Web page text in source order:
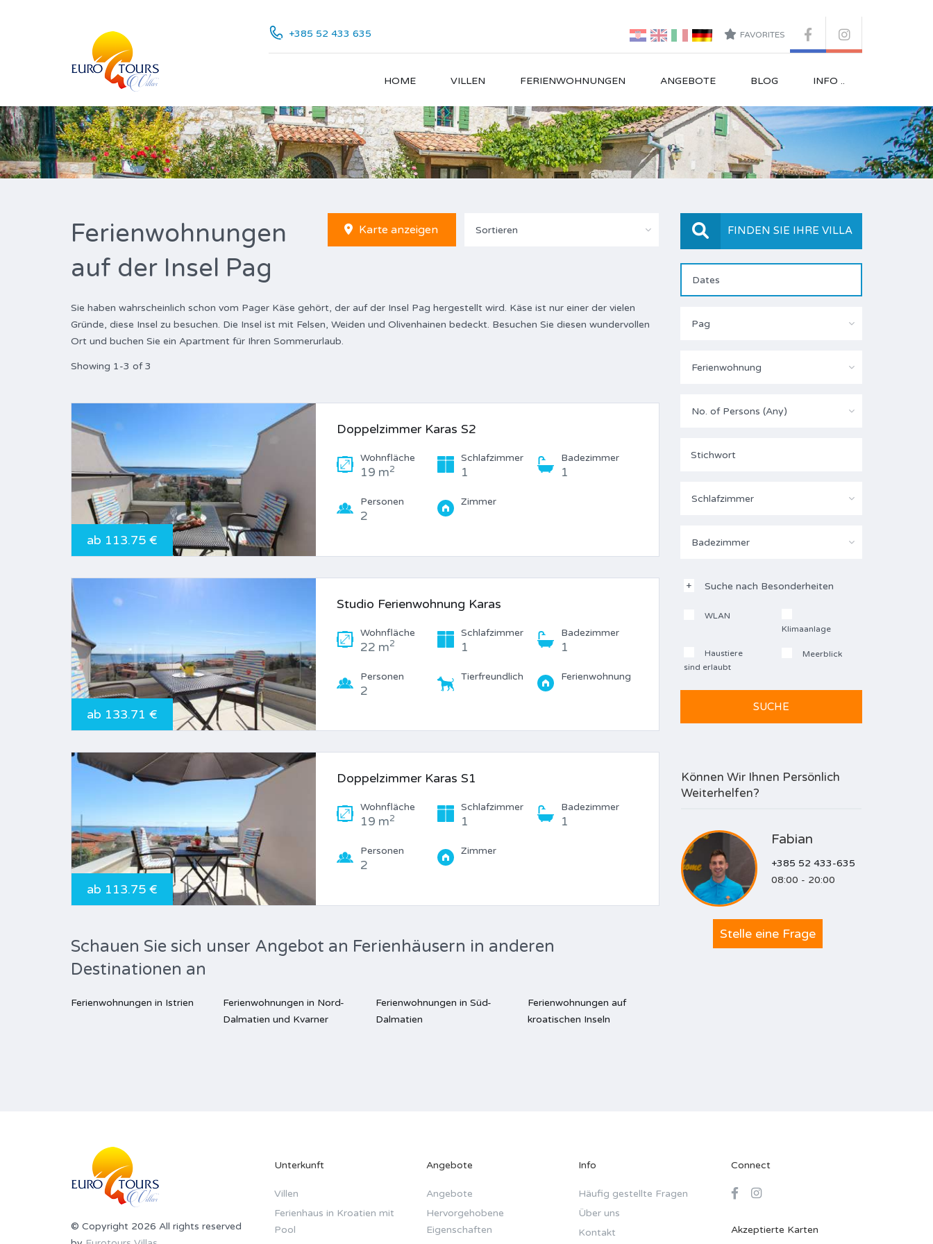
FAVORITES
+385 52 433 635
HOME VILLEN FERIENWOHNUNGEN ANGEBOTE BLOG INFO ..
Ferienwohnungen
auf der Insel Pag
Karte anzeigen Sortieren
Sie haben wahrscheinlich schon vom Pager Käse gehört, der auf der Insel Pag hergestellt wird. Käse ist nur einer der vielen
Gründe, diese Insel zu besuchen. Die Insel ist mit Felsen, Weiden und Olivenhainen bedeckt. Besuchen Sie diesen wundervollen
Ort und buchen Sie ein Apartment für Ihren Sommerurlaub.
Showing 1-3 of 3
ab 113.75 €
Doppelzimmer Karas S2
Wohnfläche
19 m2
Schlafzimmer
1
Badezimmer
1
Personen
2
Zimmer
ab 133.71 €
Studio Ferienwohnung Karas
Wohnfläche
22 m2
Schlafzimmer
1
Badezimmer
1
Personen
2
Tierfreundlich Ferienwohnung
ab 113.75 €
Doppelzimmer Karas S1
Wohnfläche
19 m2
Schlafzimmer
1
Badezimmer
1
Personen
2
Zimmer
Schauen Sie sich unser Angebot an Ferienhäusern in anderen
Destinationen an
Ferienwohnungen in Istrien
Ferienwohnungen in Nord-
Dalmatien und Kvarner
Ferienwohnungen in Süd-
Dalmatien
Ferienwohnungen auf
kroatischen Inseln
FINDEN SIE IHRE VILLA
Pag
Ferienwohnung
No. of Persons (Any)
Schlafzimmer
Badezimmer
Suche nach Besonderheiten
WLAN
Klimaanlage
Haustiere
sind erlaubt
Meerblick
Können Wir Ihnen Persönlich
Weiterhelfen?
Fabian
+385 52 433-635
08:00 - 20:00
Stelle eine Frage
© Copyright 2026 All rights reserved
Unterkunft
Villen
Ferienhaus in Kroatien mit
Pool
Angebote
Angebote
Hervorgehobene
Eigenschaften
Info
Häufig gestellte Fragen
Über uns
Kontakt
Connect
Akzeptierte Karten